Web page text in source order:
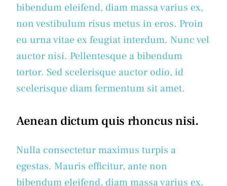
bibendum eleifend, diam massa varius ex,
non vestibulum risus metus in eros. Proin
eu urna vitae ex feugiat interdum. Nunc vel
auctor nisi. Pellentesque a bibendum
tortor. Sed scelerisque auctor odio, id
scelerisque diam fermentum sit amet.
Aenean dictum quis rhoncus nisi.
Nulla consectetur maximus turpis a
egestas. Mauris efficitur, ante non
bibendum eleifend, diam massa varius ex,